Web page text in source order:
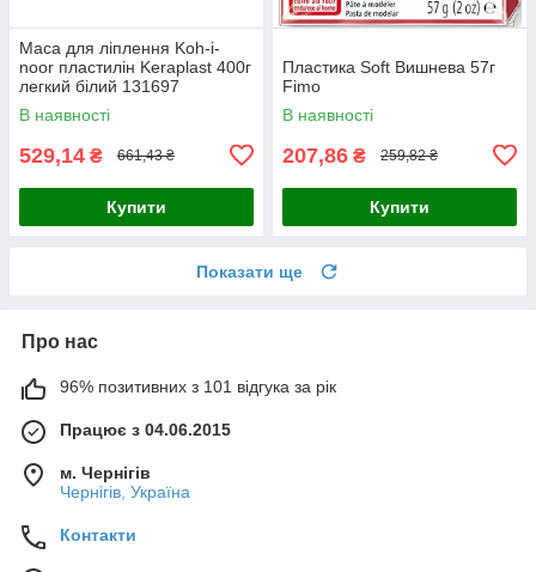
Маса для ліплення Koh-i-
noor пластилін Keraplast 400г
легкий білий 131697
В наявності
529,14 ₴ 661,43 ₴
Купити
Пластика Soft Вишнева 57г
Fimo
В наявності
207,86 ₴ 259,82 ₴
Купити
Показати ще
Про нас
96% позитивних з 101 відгука за рік
Працює з 04.06.2015
м. Чернігів
Чернігів, Україна
Контакти